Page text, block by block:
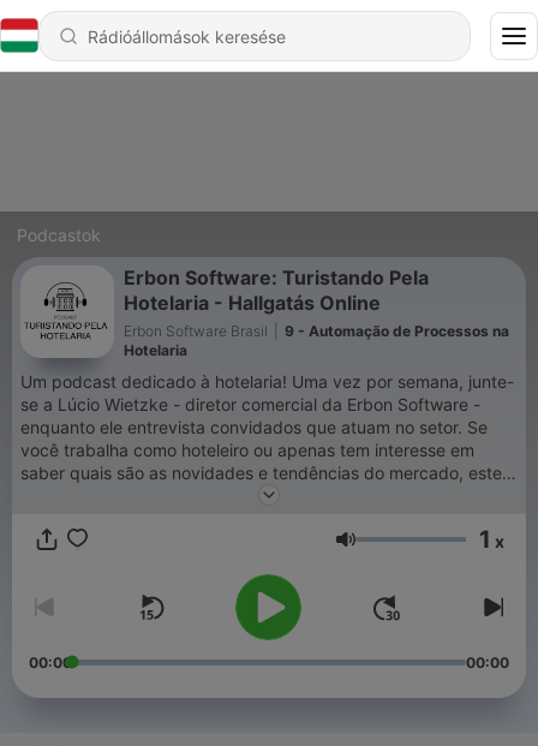
Podcastok
Erbon Software: Turistando Pela
Hotelaria - Hallgatás Online
Erbon Software Brasil
9 - Automação de Processos na
Hotelaria
Um podcast dedicado à hotelaria! Uma vez por semana, junte-
se a Lúcio Wietzke - diretor comercial da Erbon Software -
enquanto ele entrevista convidados que atuam no setor. Se
você trabalha como hoteleiro ou apenas tem interesse em
saber quais são as novidades e tendências do mercado, este
Hangerő 1 x
00:00 00:00